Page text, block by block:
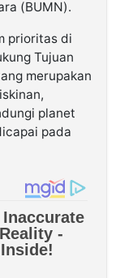
(BUMN).
prioritas di
Tujuan
merupakan
planet
pada